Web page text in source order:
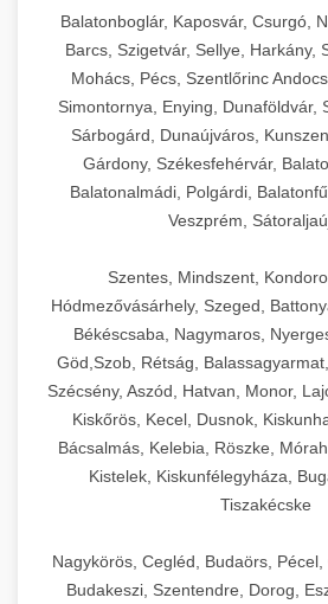
Balatonboglár, Kaposvár, Csurgó,
Barcs, Szigetvár, Sellye, Harkány,
Mohács, Pécs, Szentlőrinc
Simontornya, Enying, Dunaföldvár,
Sárbogárd, Dunaújváros,
Gárdony, Székesfehérvár,
Balatonalmádi, Polgárdi,
Veszprém,
Szentes, Mindszent,
Hódmezővásárhely, Szeged,
Békéscsaba, Nagymaros,
Göd,Szob, Rétság,
Szécsény, Aszód, Hatvan, Monor,
Kiskőrös, Kecel, Dusnok,
Bácsalmás, Kelebia, Röszke,
Kistelek, Kiskunfélegyháza,
Tiszakécske
Nagykörös, Cegléd, Budaörs, Pécel,
Budakeszi, Szentendre, Dorog,